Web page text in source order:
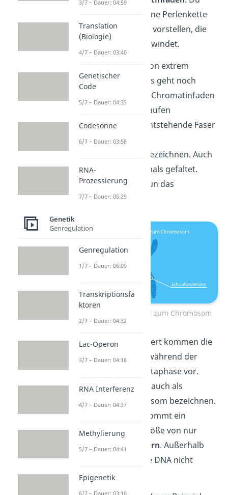
kannst dir das wie eine Perlenkette
(Perle = Nukleosom) vorstellen, die
sich wie eine Spirale windet.
Die DNA ist jetzt schon extrem
komprimiert, doch es geht noch
kleiner. Denn dieser Chromatinfaden
legt sich nun in Schlaufen
übereinander. Die entstehende Faser
kannst du auch als
bezeichnen. Auch
diese werden nochmals gefaltet.
Daraus bildet sich nun das
Chromosom.
Chromatinfaden wird zum Chromosom
So extrem komprimiert kommen die
Chromosomen nur während der
Zellteilung in der Metaphase vor.
Daher kannst du sie auch als
Metaphasenchromosom bezeichnen.
Auf diese Weise bekommt ein
Chromosom eine Größe von nur
wenigen Mikrometern. Außerhalb
der Zellteilung ist die DNA nicht
komprimiert.
3/7 – Dauer: 04:59
Translation
(Biologie)
4/7 – Dauer: 03:40
Genetischer
Code
5/7 – Dauer: 04:33
Codesonne
6/7 – Dauer: 03:58
RNA-
Prozessierung
7/7 – Dauer: 05:29
Genetik
Genregulation
Genregulation
1/7 – Dauer: 06:09
Transkriptionsfa
ktoren
2/7 – Dauer: 04:32
Lac-Operon
3/7 – Dauer: 04:16
RNA Interferenz
4/7 – Dauer: 04:37
Methylierung
5/7 – Dauer: 04:41
Epigenetik
6/7 – Dauer: 03:10